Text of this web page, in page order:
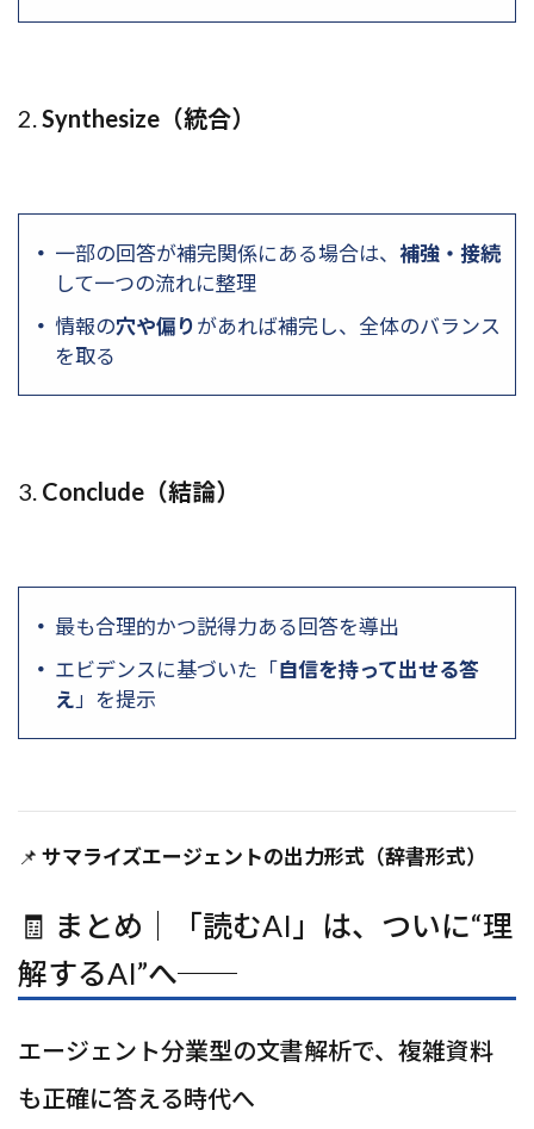
2.Synthesize（統合）
一部の回答が補完関係にある場合は、 補強・接続
して一つの流れに整理
情報の穴や偏りがあれば補完し、全体のバランス
を取る
3. Conclude（結論）
最も合理的かつ説得力ある回答を導出
エビデンスに基づいた「自信を持って出せる答
え 」を提示
📌 サマライズエージェントの出力形式（辞書形式）
🧾 まとめ｜「読むAI」は、ついに“理
解するAI”へ──
エージェント分業型の文書解析で、複雑資料
も正確に答える時代へ